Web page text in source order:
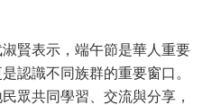
表示，端午節是華人重要
認識不同族群的重要窗口。
眾共同學習、交流與分享，